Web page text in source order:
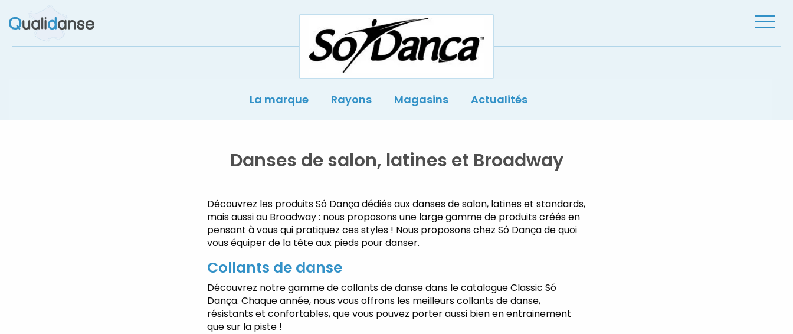
Menu
La marque Rayons Magasins Actualités
Danses de salon, latines et Broadway
Découvrez les produitsSó Dança dédiés aux danses de salon, latines et standards,
mais aussi au Broadway : nous proposons une large gamme de produits créés en
pensant à vous qui pratiquez ces styles ! Nous proposons chez Só Dança de quoi
vous équiper de la tête aux pieds pour danser.
Collants de danse
Découvrez notre gamme de collants de danse dans le catalogue Classic Só
Dança. Chaque année, nous vous offrons les meilleurs collants de danse,
résistants et confortables, que vous pouvez porter aussi bien en entrainement
que sur la piste !